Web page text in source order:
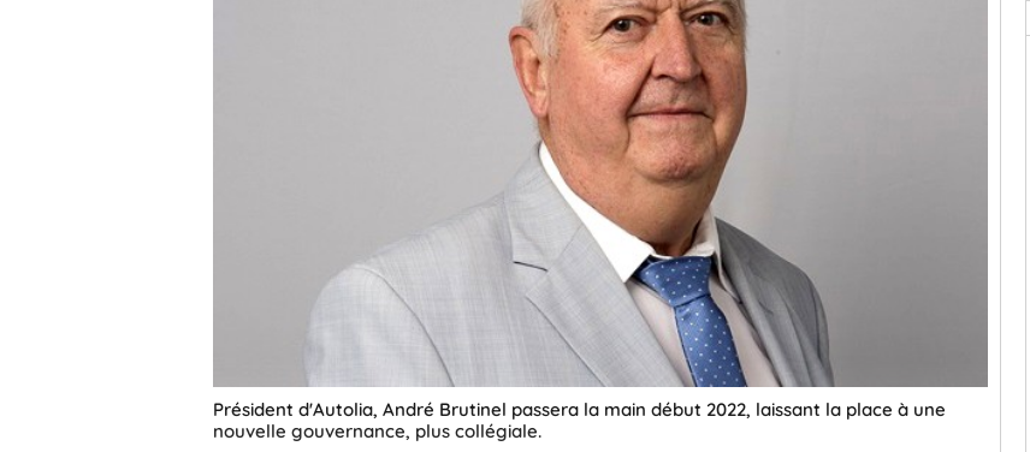
Président d'Autolia, André Brutinel passera la main début 2022, laissant la place à une
nouvelle gouvernance, plus collégiale.